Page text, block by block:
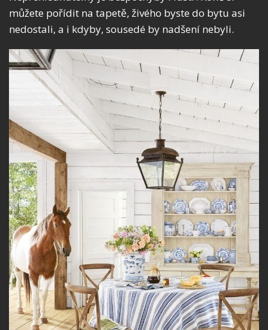
můžete pořídit na tapetě, živého byste do bytu asi
nedostali, a i kdyby, sousedé by nadšení nebyli.